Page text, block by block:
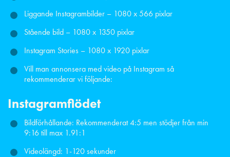
Liggande Instagrambilder – 1080 x 566 pixlar
Stående bild – 1080 x 1350 pixlar
Instagram Stories – 1080 x 1920 pixlar
Vill man annonsera med video på Instagram så
rekommenderar vi följande:
Instagramflödet
Bildförhållande: Rekommenderat 4:5 men stödjer från min
9:16 till max 1.91:1
Videolängd: 1-120 sekunder